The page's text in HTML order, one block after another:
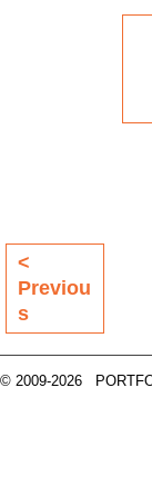
<
Previou
s
© 2009-2026